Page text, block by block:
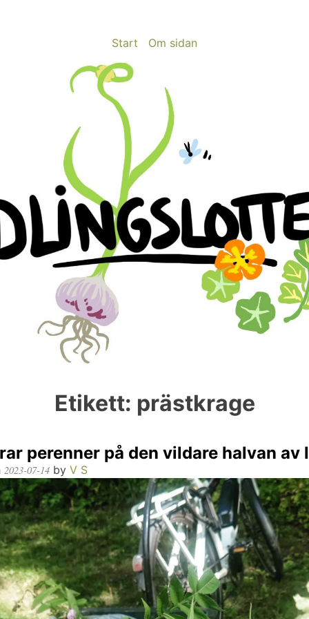
Start Om sidan
Etikett: prästkrage
perenner på den vildare halvan av
2023-07-14 by V S